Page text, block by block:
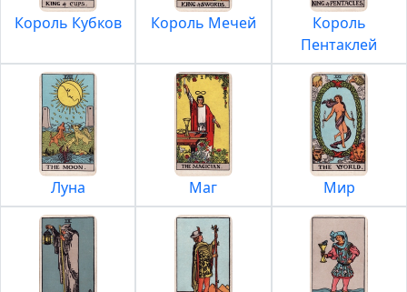
Король Кубков Король Мечей
Король
Пентаклей
Луна Маг Мир